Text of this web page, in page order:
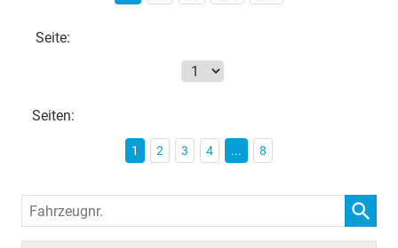
Seite:
Seiten:
1 2 3 4 ... 8
Fahrzeugnr.